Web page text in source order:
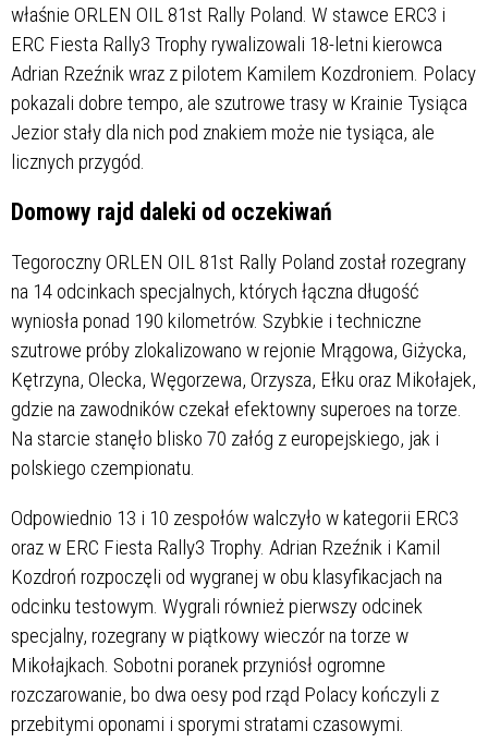
właśnie ORLEN OIL 81st Rally Poland. W stawce ERC3 i
ERC Fiesta Rally3 Trophy rywalizowali 18-letni kierowca
Adrian Rzeźnik wraz z pilotem Kamilem Kozdroniem. Polacy
pokazali dobre tempo, ale szutrowe trasy w Krainie Tysiąca
Jezior stały dla nich pod znakiem może nie tysiąca, ale
licznych przygód.
Domowy rajd daleki od oczekiwań
Tegoroczny ORLEN OIL 81st Rally Poland został rozegrany
na 14 odcinkach specjalnych, których łączna długość
wyniosła ponad 190 kilometrów. Szybkie i techniczne
szutrowe próby zlokalizowano w rejonie Mrągowa, Giżycka,
Kętrzyna, Olecka, Węgorzewa, Orzysza, Ełku oraz Mikołajek,
gdzie na zawodników czekał efektowny superoes na torze.
Na starcie stanęło blisko 70 załóg z europejskiego, jak i
polskiego czempionatu.
Odpowiednio 13 i 10 zespołów walczyło w kategorii ERC3
oraz w ERC Fiesta Rally3 Trophy. Adrian Rzeźnik i Kamil
Kozdroń rozpoczęli od wygranej w obu klasyfikacjach na
odcinku testowym. Wygrali również pierwszy odcinek
specjalny, rozegrany w piątkowy wieczór na torze w
Mikołajkach. Sobotni poranek przyniósł ogromne
rozczarowanie, bo dwa oesy pod rząd Polacy kończyli z
przebitymi oponami i sporymi stratami czasowymi.